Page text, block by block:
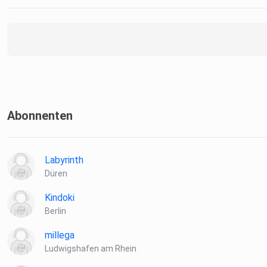
Abonnenten
Labyrinth
Düren
Kindoki
Berlin
millega
Ludwigshafen am Rhein